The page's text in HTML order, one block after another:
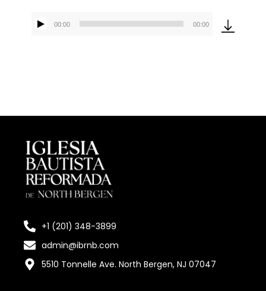
Reproductor
00:00 00:00
+1 (201) 348-3899
admin@ibrnb.com
5510 Tonnelle Ave. North Bergen, NJ 07047